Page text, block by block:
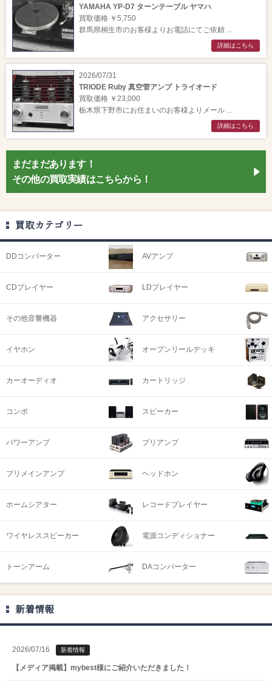
YAMAHA YP-D7 ターンテーブル ヤマハ
買取価格 ￥5,750
群馬県桐生市のお客様よりお電話にてご依頼 ...
詳細はこちら
2026/07/31
TRIODE Ruby 真空管アンプ トライオード
買取価格 ￥23,000
栃木県下野市にお住まいのお客様よりメール ...
詳細はこちら
まだまだあります！
その他の買取実績はこちらから！
買取カテゴリー
DDコンバーター AVアンプ
CDプレイヤー LDプレイヤー
その他音響機器 アクセサリー
イヤホン オープンリールデッキ
カーオーディオ カートリッジ
コンポ スピーカー
パワーアンプ プリアンプ
プリメインアンプ ヘッドホン
ホームシアター レコードプレイヤー
ワイヤレススピーカー 電源コンディショナー
トーンアーム DAコンバーター
新着情報
2026/07/16 新着情報
【メディア掲載】mybest様にご紹介いただきました！